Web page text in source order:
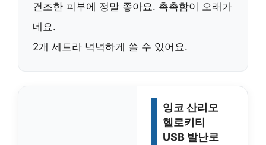
건조한 피부에 정말 좋아요. 촉촉함이 오래가
네요.
2개 세트라 넉넉하게 쓸 수 있어요.
잉코 산리오
헬로키티
USB 발난로